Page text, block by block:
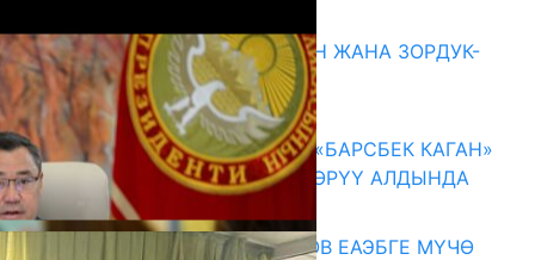
ГЕНДЕРДИК БАСМЫРЛООДОН ЖАНА ЗОРДУК-
ЗОМБУЛУКТАН КОРГОО
07.08.2026
КЫРГЫЗ ТАРЫХЫ ТАСМАДА: «БАРСБЕК КАГАН»
КӨРКӨМ ТАСМАСЫ ЖАРЫК КӨРҮҮ АЛДЫНДА
07.08.2026
ПРЕЗИДЕНТ САДЫР ЖАПАРОВ ЕАЭБГЕ МҮЧӨ